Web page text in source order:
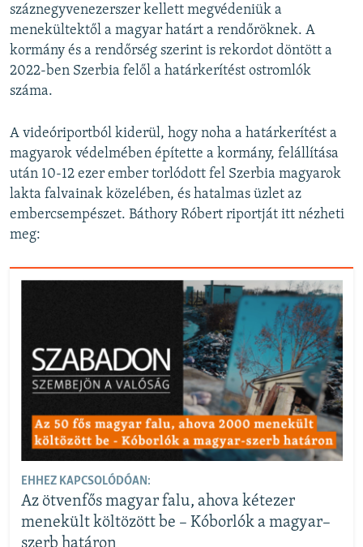
száznegyvenezerszer kellett megvédeniük a
menekültektől a magyar határt a rendőröknek. A
kormány és a rendőrség szerint is rekordot döntött a
2022-ben Szerbia felől a határkerítést ostromlók
száma.
A videóriportból kiderül, hogy noha a határkerítést a
magyarok védelmében építette a kormány, felállítása
után 10-12 ezer ember torlódott fel Szerbia magyarok
lakta falvainak közelében, és hatalmas üzlet az
embercsempészet. Báthory Róbert riportját itt nézheti
meg:
EHHEZ KAPCSOLÓDÓAN:
Az ötvenfős magyar falu, ahova kétezer
menekült költözött be – Kóborlók a magyar–